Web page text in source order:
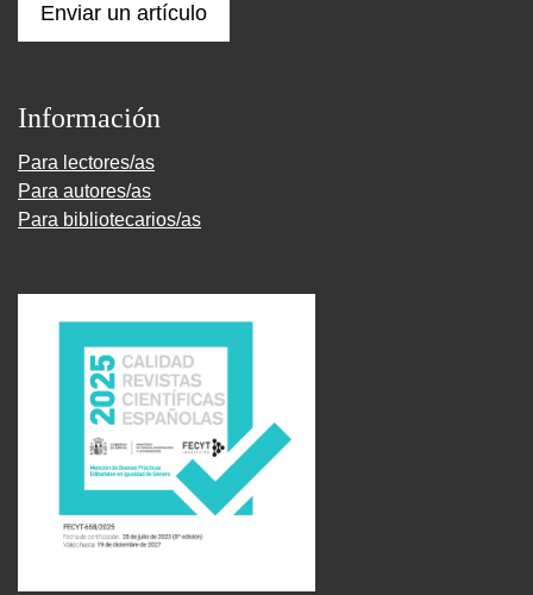
Enviar un artículo
Información
Para lectores/as
Para autores/as
Para bibliotecarios/as